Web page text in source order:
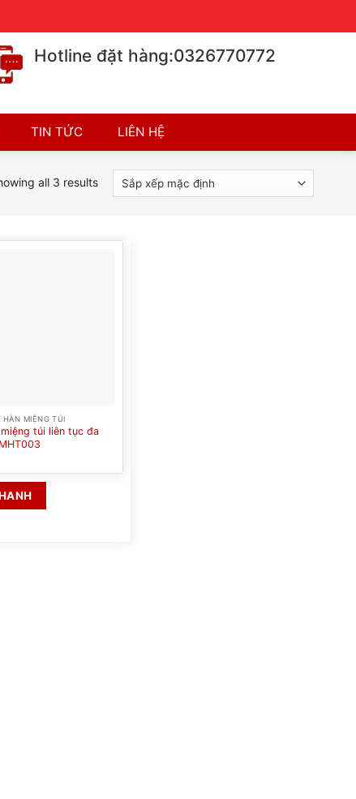
Hotline đặt hàng:0326770772
TIN TỨC LIÊN HỆ
all 3 results
HÀN MIỆNG TÚI
túi liên tục đa